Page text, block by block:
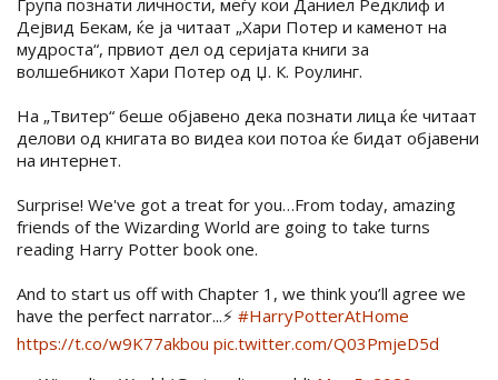
Група познати личности, меѓу кои Даниел Редклиф и
Дејвид Бекам, ќе ја читаат „Хари Потер и каменот на
мудроста“, првиот дел од серијата книги за
волшебникот Хари Потер од Џ. К. Роулинг.
На „Твитер“ беше објавено дека познати лица ќе читаат
делови од книгата во видеа кои потоа ќе бидат објавени
на интернет.
Surprise! We've got a treat for you…From today, amazing
friends of the Wizarding World are going to take turns
reading Harry Potter book one.
And to start us off with Chapter 1, we think you’ll agree we
have the perfect narrator...⚡️ #HarryPotterAtHome
https://t.co/w9K77akbou pic.twitter.com/Q03PmjeD5d